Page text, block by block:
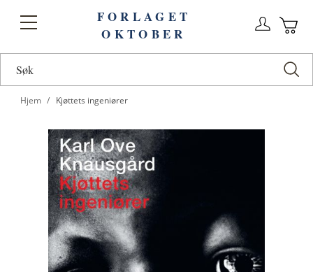
Toggle
FORLAGET
OKTOBER
Hjem Kjøttets ingeniører